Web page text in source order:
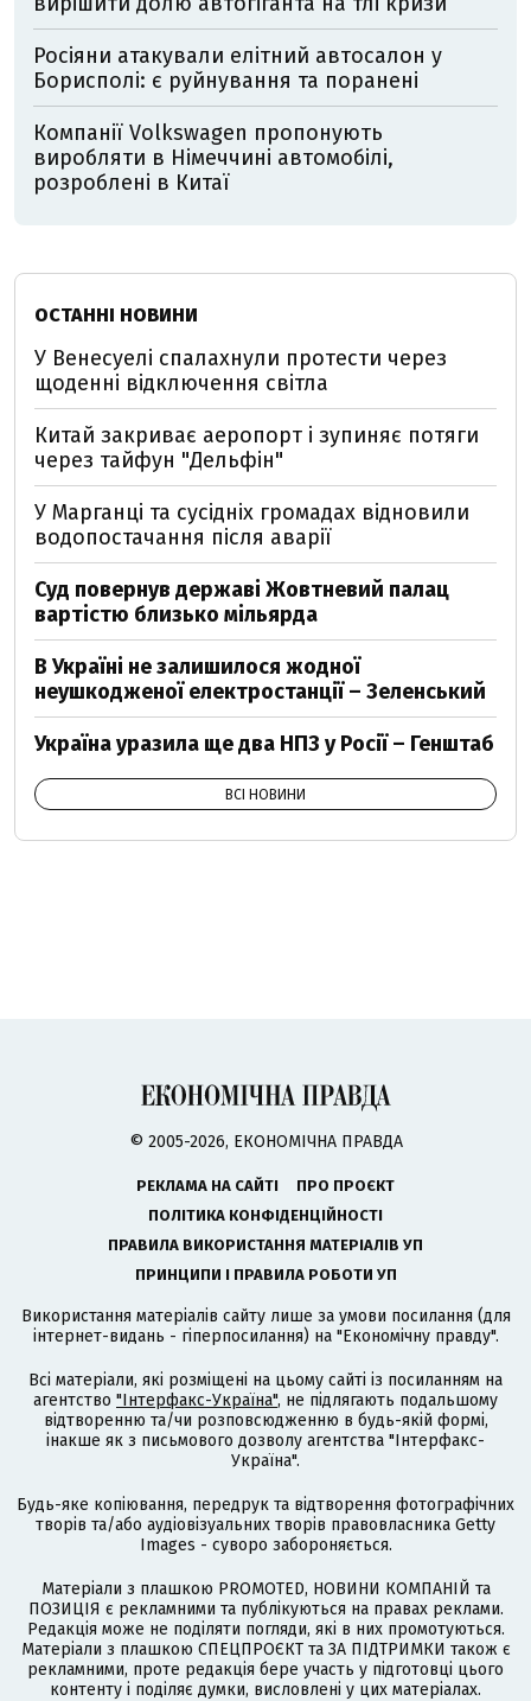
Росіяни атакували елітний автосалон у
Борисполі: є руйнування та поранені
Компанії Volkswagen пропонують
виробляти в Німеччині автомобілі,
розроблені в Китаї
ОСТАННІ НОВИНИ
У Венесуелі спалахнули протести через
щоденні відключення світла
Китай закриває аеропорт і зупиняє потяги
через тайфун "Дельфін"
У Марганці та сусідніх громадах відновили
водопостачання після аварії
Суд повернув державі Жовтневий палац
вартістю близько мільярда
В Україні не залишилося жодної
неушкодженої електростанції – Зеленський
Україна уразила ще два НПЗ у Росії – Генштаб
ВСІ НОВИНИ
© 2005-2026, ЕКОНОМІЧНА ПРАВДА
РЕКЛАМА НА САЙТІ
ПРО ПРОЄКТ
ПОЛІТИКА КОНФІДЕНЦІЙНОСТІ
ПРАВИЛА ВИКОРИСТАННЯ МАТЕРІАЛІВ УП
ПРИНЦИПИ І ПРАВИЛА РОБОТИ УП
Використання матеріалів сайту лише за умови посилання (для
інтернет-видань - гіперпосилання) на "Економічну правду".
Всі матеріали, які розміщені на цьому сайті із посиланням на
агентство "Інтерфакс-Україна", не підлягають подальшому
відтворенню та/чи розповсюдженню в будь-якій формі,
інакше як з письмового дозволу агентства "Інтерфакс-
Україна".
Будь-яке копіювання, передрук та відтворення фотографічних
творів та/або аудіовізуальних творів правовласника Getty
Images - суворо забороняється.
Матеріали з плашкою PROMOTED, НОВИНИ КОМПАНІЙ та
ПОЗИЦІЯ є рекламними та публікуються на правах реклами.
Редакція може не поділяти погляди, які в них промотуються.
Матеріали з плашкою СПЕЦПРОЄКТ та ЗА ПІДТРИМКИ також є
рекламними, проте редакція бере участь у підготовці цього
контенту і поділяє думки, висловлені у цих матеріалах.